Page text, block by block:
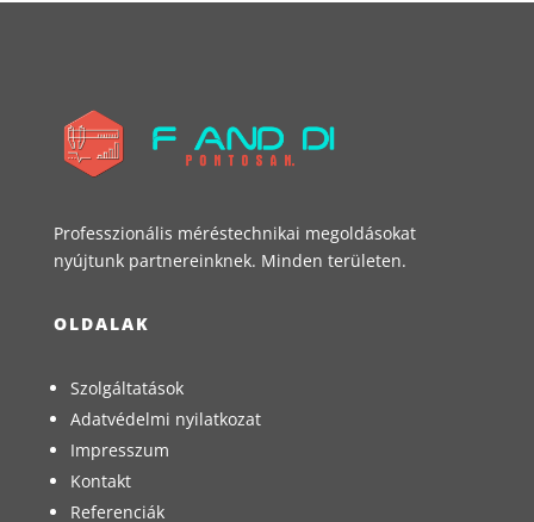
Professzionális méréstechnikai megoldásokat
nyújtunk partnereinknek. Minden területen.
OLDALAK
Szolgáltatások
Adatvédelmi nyilatkozat
Impresszum
Kontakt
Referenciák